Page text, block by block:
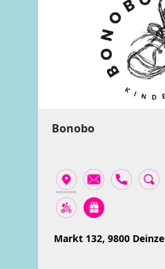
Bonobo
Markt 132, 9800 Deinze